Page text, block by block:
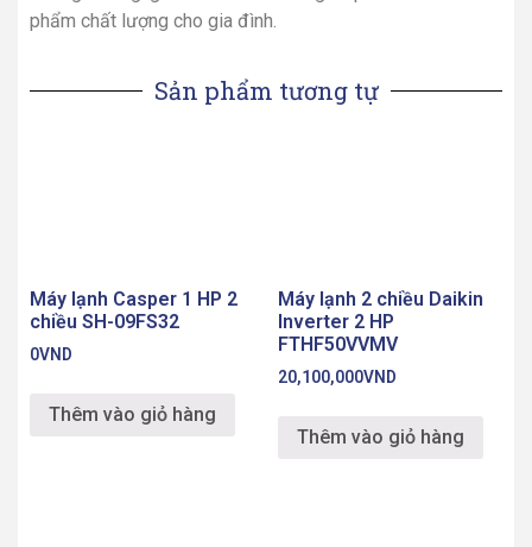
phẩm chất lượng cho gia đình.
Sản phẩm tương tự
Máy lạnh Casper 1 HP 2
chiều SH-09FS32
0VND
Thêm vào giỏ hàng
Máy lạnh 2 chiều Daikin
Inverter 2 HP
FTHF50VVMV
20,100,000VND
Thêm vào giỏ hàng